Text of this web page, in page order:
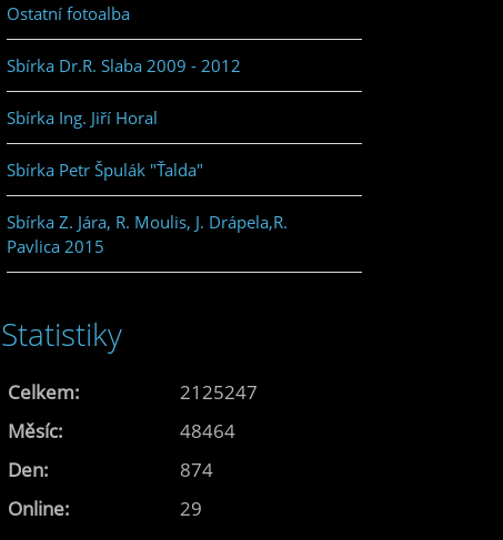
Ostatní fotoalba
Sbírka Dr.R. Slaba 2009 - 2012
Sbírka Ing. Jiří Horal
Sbírka Petr Špulák "Ťalda"
Sbírka Z. Jára, R. Moulis, J. Drápela,R.
Pavlica 2015
Statistiky
Online: 29
Celkem:
2125247
Měsíc:
48464
Den:
874